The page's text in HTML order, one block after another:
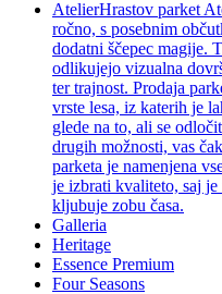
AtelierHrastov parket
ročno, s posebnim
dodatni ščepec magije.
odlikujejo vizualna
ter trajnost. Prodaja
vrste lesa, iz katerih je
glede na to, ali se
drugih možnosti, vas
parketa je namenjena
je izbrati kvaliteto, saj
kljubuje zobu časa.
Galleria
Heritage
Essence Premium
Four Seasons